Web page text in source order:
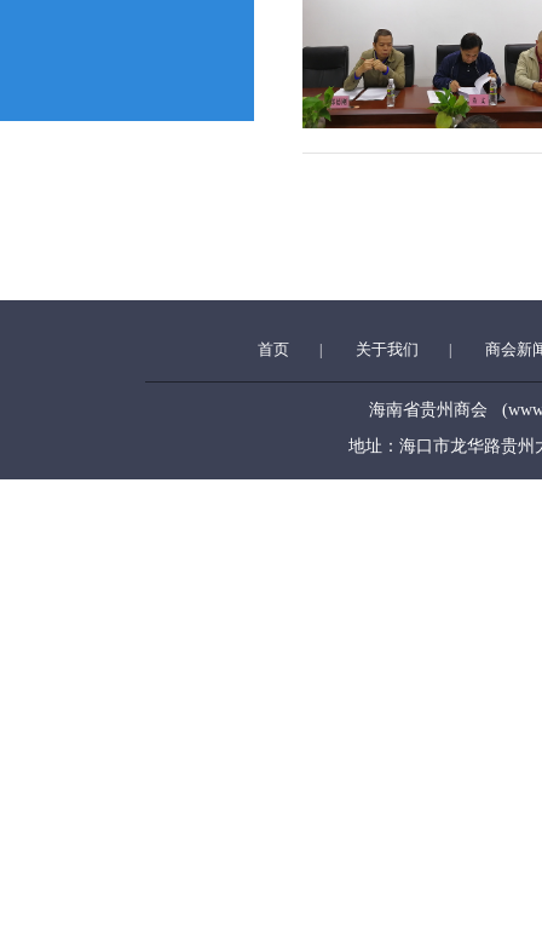
首页 关于我们 商会新
海南省贵州商会
地址：海口市龙华路贵州